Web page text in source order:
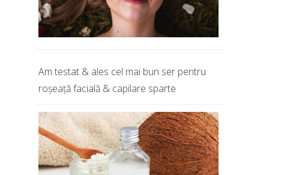
Am testat & ales cel mai bun ser pentru
roșeață facială & capilare sparte